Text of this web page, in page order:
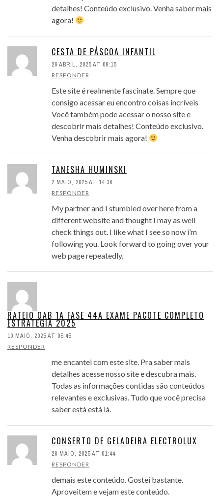
detalhes! Conteúdo exclusivo. Venha saber mais
agora!
CESTA DE PÁSCOA INFANTIL
26 ABRIL, 2025 AT 09:15
RESPONDER
Este site é realmente fascinate. Sempre que
consigo acessar eu encontro coisas incríveis
Você também pode acessar o nosso site e
descobrir mais detalhes! Conteúdo exclusivo.
Venha descobrir mais agora!
TANESHA HUMINSKI
2 MAIO, 2025 AT 14:36
RESPONDER
My partner and I stumbled over here from a
different website and thought I may as well
check things out. I like what I see so now i’m
following you. Look forward to going over your
web page repeatedly.
RATEIO OAB 1A FASE 44A EXAME PACOTE COMPLETO
ESTRATEGIA 2025
10 MAIO, 2025 AT 05:45
RESPONDER
me encantei com este site. Pra saber mais
detalhes acesse nosso site e descubra mais.
Todas as informações contidas são conteúdos
relevantes e exclusivas. Tudo que você precisa
saber está está lá.
CONSERTO DE GELADEIRA ELECTROLUX
28 MAIO, 2025 AT 01:44
RESPONDER
demais este conteúdo. Gostei bastante.
Aproveitem e vejam este conteúdo.